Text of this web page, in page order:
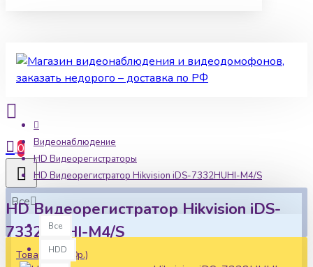
0
Все
Все
HDD
Товаров: 0 (0р.)
Видеонаблюдение
HD Видеорегистраторы
HD Видеорегистратор Hikvision iDS-7332HUHI-M4/S
HD Видеорегистратор Hikvision iDS-
7332HUHI-M4/S